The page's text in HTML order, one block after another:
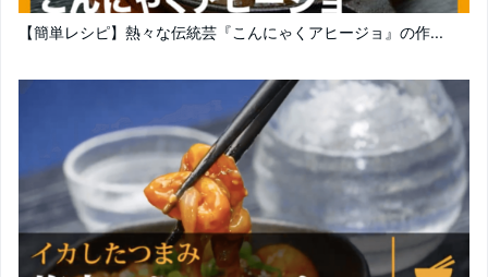
【簡単レシピ】熱々な伝統芸『こんにゃくアヒージョ』の作...